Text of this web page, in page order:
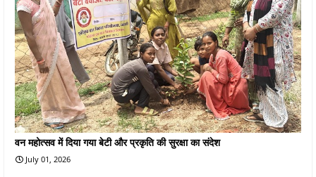
वन महोत्सव में दिया गया बेटी और प्रकृति की सुरक्षा का संदेश
July 01, 2026